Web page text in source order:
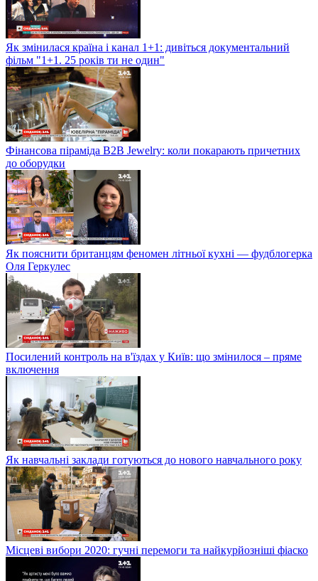
Як змінилася країна і канал 1+1: дивіться документальний
фільм "1+1. 25 років ти не один"
Фінансова піраміда B2B Jewelry: коли покарають причетних
до оборудки
Як пояснити британцям феномен літньої кухні — фудблогерка
Оля Геркулес
Посилений контроль на в'їздах у Київ: що змінилося – пряме
включення
Як навчальні заклади готуються до нового навчального року
Місцеві вибори 2020: гучні перемоги та найкурйозніші фіаско